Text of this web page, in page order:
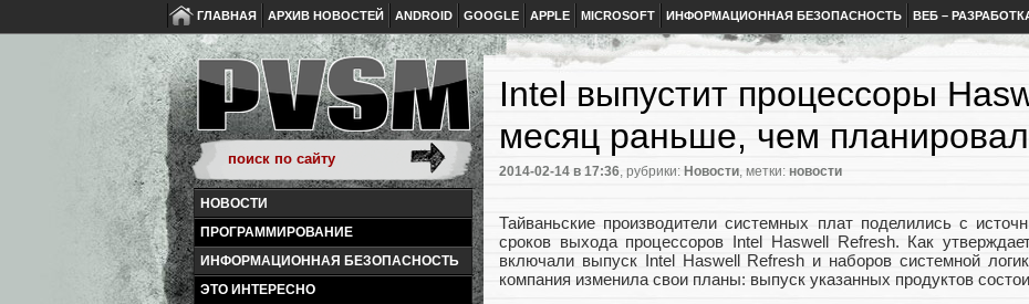
ГЛАВНАЯ АРХИВ НОВОСТЕЙ ANDROID GOOGLE APPLE MICROSOFT ИНФОРМАЦИОННАЯ БЕЗОПАСНОСТЬ ВЕБ –
НОВОСТИ
ПРОГРАММИРОВАНИЕ
ИНФОРМАЦИОННАЯ БЕЗОПАСНОСТЬ
ЭТО ИНТЕРЕСНО
Intel выпустит процессоры
месяц раньше, чем
2014-02-14 в 17:36, рубрики: Новости, метки: новости
Тайваньские производители системных плат поделились с
сроков выхода процессоров Intel Haswell Refresh. Как
включали выпуск Intel Haswell Refresh и наборов системной
компания изменила свои планы: выпуск указанных продуктов